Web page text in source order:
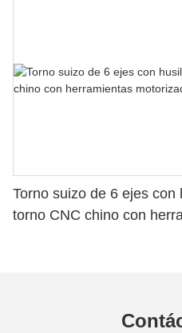
Torno suizo de 6 ejes
torno CNC chino con